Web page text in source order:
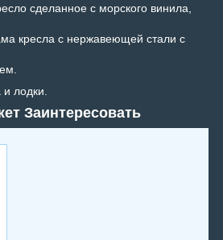
сделанное с морского винила,
кресла с нержавеющей стали с
лодки.
Заинтересовать